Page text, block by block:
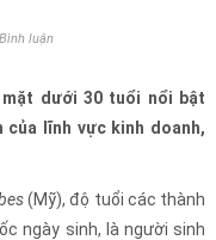
luận
mặt dưới 30 tuổi nổi bật
của lĩnh vực kinh doanh,
(Mỹ), độ tuổi các thành
ngày sinh, là người sinh